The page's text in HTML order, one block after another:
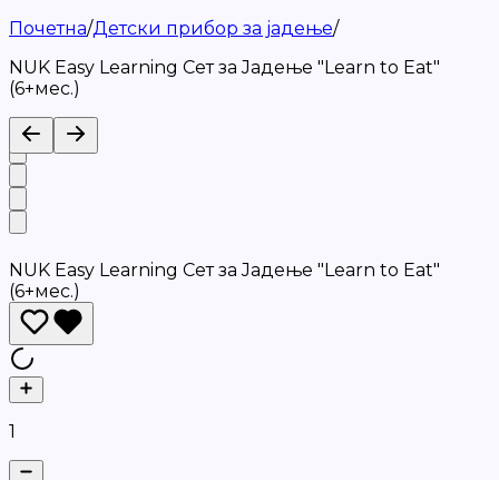
Почетна/Детски прибор за јадење/
NUK Easy Learning Сет за Jадење "Learn to Eat"
(6+мес.)
NUK Easy Learning Сет за Jадење "Learn to Eat"
(6+мес.)
1